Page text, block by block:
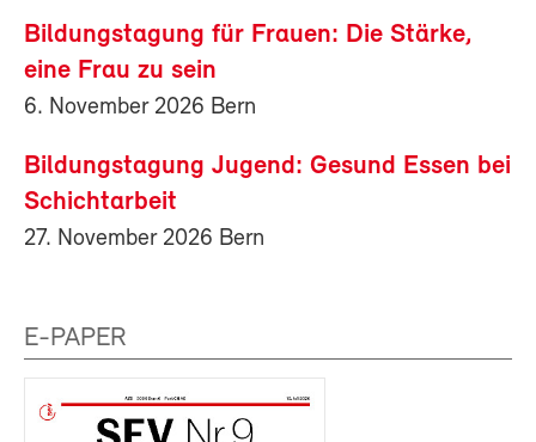
Bildungstagung für Frauen: Die Stärke,
eine Frau zu sein
6. November 2026 Bern
Bildungstagung Jugend: Gesund Essen bei
Schichtarbeit
27. November 2026 Bern
E-PAPER